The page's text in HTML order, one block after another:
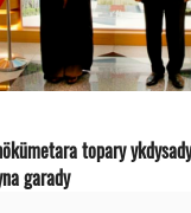
topary
garady